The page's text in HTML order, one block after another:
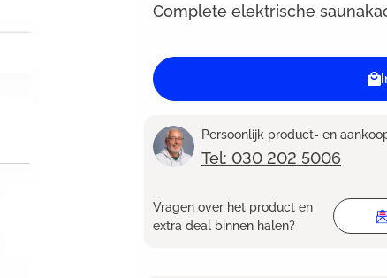
Complete elektrische
Persoonlijk product- en
Tel: 030 202 5006
Vragen over het product en
extra deal binnen halen?